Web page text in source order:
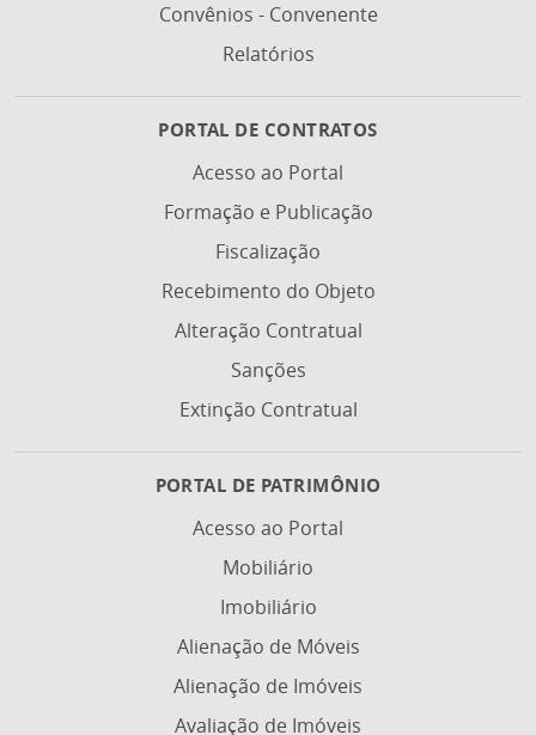
Convênios - Convenente
Relatórios
PORTAL DE CONTRATOS
Acesso ao Portal
Formação e Publicação
Fiscalização
Recebimento do Objeto
Alteração Contratual
Sanções
Extinção Contratual
PORTAL DE PATRIMÔNIO
Acesso ao Portal
Mobiliário
Imobiliário
Alienação de Móveis
Alienação de Imóveis
Avaliação de Imóveis